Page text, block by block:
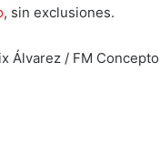
, sin exclusiones.
Álvarez / FM Concepto